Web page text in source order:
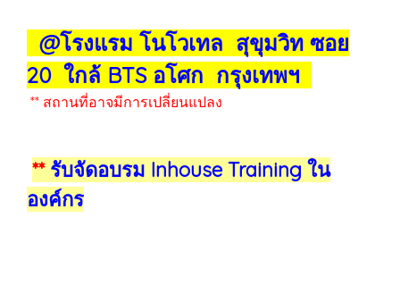
@โรงแรม โนโวเทล สุขุมวิท ซอย
20 ใกล้ BTS อโศก กรุงเทพฯ
** สถานที่อาจมีการเปลี่ยนแปลง
**รับจัดอบรม Inhouse Training ใน
องค์กร